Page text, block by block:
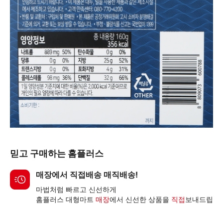
믿고 구매하는 홈플러스
매장에서 직접배송 매직배송!
마법처럼 빠르고 신선하게
홈플러스 대형마트 매장에서 신선한 상품을 직접 보내드립